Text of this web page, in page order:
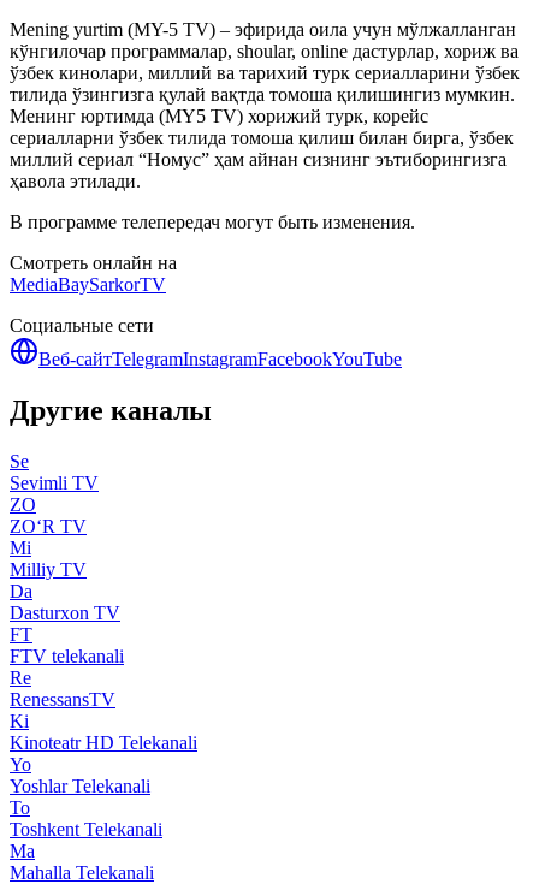
Mening yurtim (MY-5 TV) – эфирида оила учун мўлжалланган
кўнгилочар программалар, shoular, online дастурлар, хориж ва
ўзбек кинолари, миллий ва тарихий турк сериалларини ўзбек
тилида ўзингизга қулай вақтда томоша қилишингиз мумкин.
Менинг юртимда (MY5 TV) хорижий турк, корейс
сериалларни ўзбек тилида томоша қилиш билан бирга, ўзбек
миллий сериал “Номус” ҳам айнан сизнинг эътиборингизга
ҳавола этилади.
В программе телепередач могут быть изменения.
Смотреть онлайн на
MediaBaySarkorTV
Социальные сети
Веб-сайтTelegramInstagramFacebookYouTube
Другие каналы
Se
Sevimli TV
ZO
ZO‘R TV
Mi
Milliy TV
Da
Dasturxon TV
FT
FTV telekanali
Re
RenessansTV
Ki
Kinoteatr HD Telekanali
Yo
Yoshlar Telekanali
To
Toshkent Telekanali
Ma
Mahalla Telekanali